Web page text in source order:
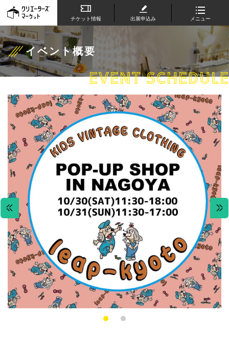
イベント概要
EVENT SCHEDULE
チケット情報 出展申込み メニュー